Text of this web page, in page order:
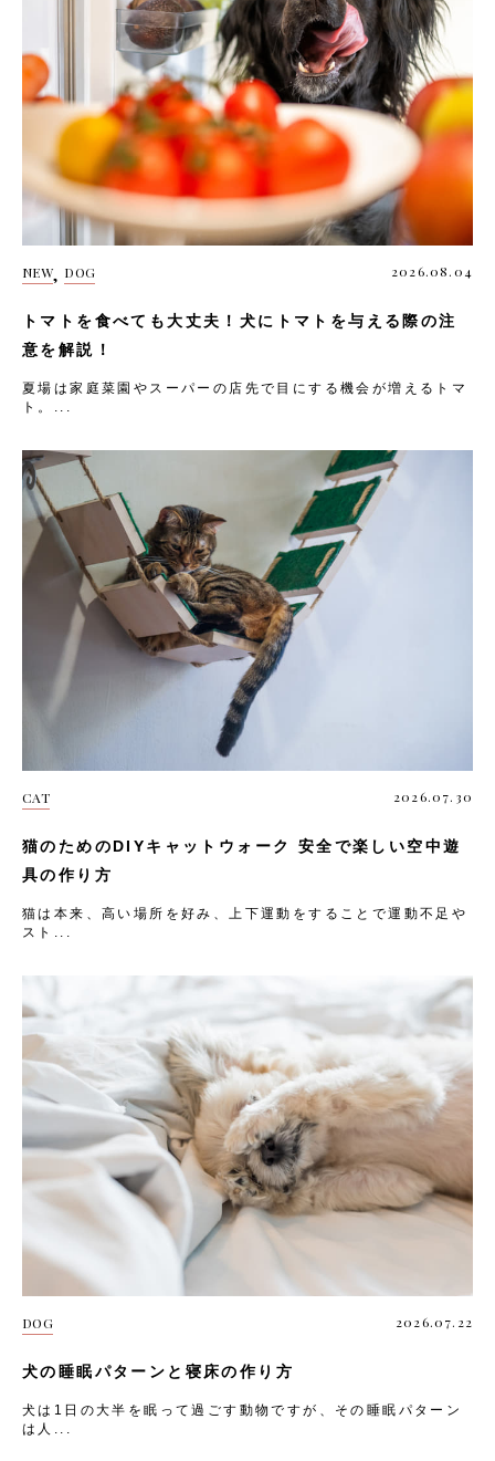
NEW, DOG 2026.08.04
トマトを食べても大丈夫！犬にトマトを与える際の注
意を解説！
夏場は家庭菜園やスーパーの店先で目にする機会が増えるトマ
ト。...
CAT 2026.07.30
猫のためのDIYキャットウォーク 安全で楽しい空中遊
具の作り方
猫は本来、高い場所を好み、上下運動をすることで運動不足や
スト...
DOG 2026.07.22
犬の睡眠パターンと寝床の作り方
犬は1日の大半を眠って過ごす動物ですが、その睡眠パターン
は人...